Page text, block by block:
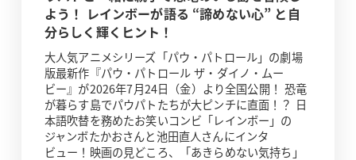
よう！ レインボーが語る “諦めない心” と自
分らしく輝くヒント！
大人気アニメシリーズ「パウ・パトロール」の劇場
版最新作『パウ・パトロール ザ・ダイノ・ムー
ビー』が2026年7月24日（金）より全国公開！ 恐竜
が暮らす島でパウパトたちが大ピンチに直面！？ 日
本語吹替を務めたお笑いコンビ「レインボー」の
ジャンボたかおさんと池田直人さんにインタ
ビュー！映画の見どころ、「あきらめない気持ち」